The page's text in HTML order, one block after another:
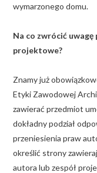
wymarzonego domu.
Na co zwrócić
projektowe?
Znamy już
Etyki Zawodowej
zawierać przedmiot
dokładny podział
przeniesienia praw
określić strony
autora lub zespół